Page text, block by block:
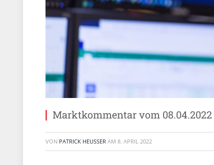
Marktkommentar vom 08.04.2022
VON PATRICK HEUSSER AM 8. APRIL 2022